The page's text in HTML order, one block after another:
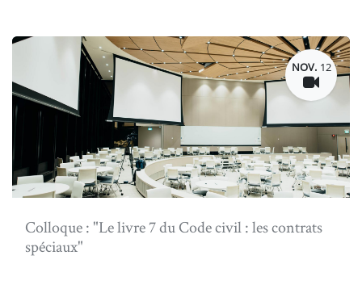
NOV. 12
Colloque : "Le livre 7 du Code civil : les contrats
spéciaux"